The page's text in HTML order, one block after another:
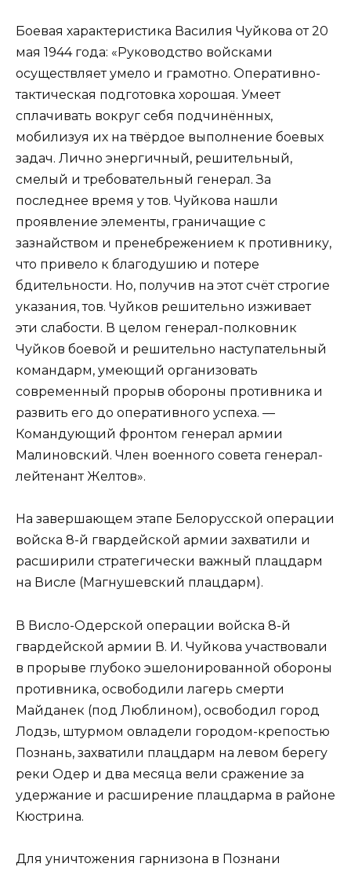
Боевая характеристика Василия Чуйкова от 20
мая 1944 года: «Руководство войсками
осуществляет умело и грамотно. Оперативно-
тактическая подготовка хорошая. Умеет
сплачивать вокруг себя подчинённых,
мобилизуя их на твёрдое выполнение боевых
задач. Лично энергичный, решительный,
смелый и требовательный генерал. За
последнее время у тов. Чуйкова нашли
проявление элементы, граничащие с
зазнайством и пренебрежением к противнику,
что привело к благодушию и потере
бдительности. Но, получив на этот счёт строгие
указания, тов. Чуйков решительно изживает
эти слабости. В целом генерал-полковник
Чуйков боевой и решительно наступательный
командарм, умеющий организовать
современный прорыв обороны противника и
развить его до оперативного успеха. —
Командующий фронтом генерал армии
Малиновский. Член военного совета генерал-
лейтенант Желтов».
На завершающем этапе Белорусской операции
войска 8-й гвардейской армии захватили и
расширили стратегически важный плацдарм
на Висле (Магнушевский плацдарм).
В Висло-Одерской операции войска 8-й
гвардейской армии В. И. Чуйкова участвовали
в прорыве глубоко эшелонированной обороны
противника, освободили лагерь смерти
Майданек (под Люблином), освободил город
Лодзь, штурмом овладели городом-крепостью
Познань, захватили плацдарм на левом берегу
реки Одер и два месяца вели сражение за
удержание и расширение плацдарма в районе
Кюстрина.
Для уничтожения гарнизона в Познани